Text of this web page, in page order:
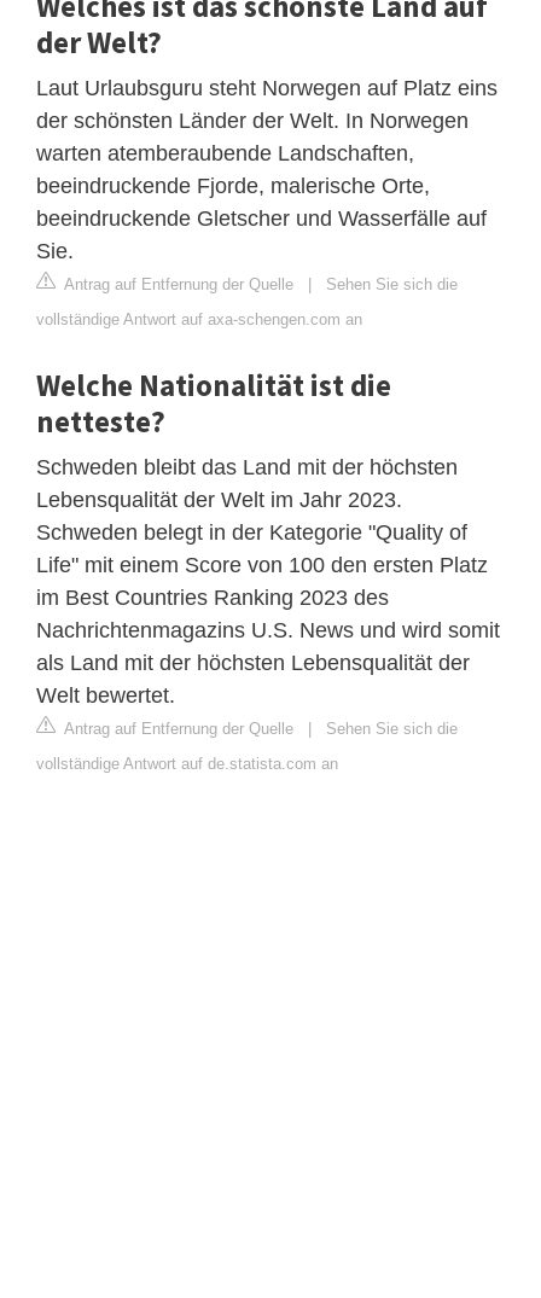
der Welt?
Laut Urlaubsguru steht Norwegen auf Platz eins
der schönsten Länder der Welt. In Norwegen
warten atemberaubende Landschaften,
beeindruckende Fjorde, malerische Orte,
beeindruckende Gletscher und Wasserfälle auf
Sie.
Antrag auf Entfernung der Quelle | Sehen Sie sich die
vollständige Antwort auf axa-schengen.com an
Welche Nationalität ist die
netteste?
Schweden bleibt das Land mit der höchsten
Lebensqualität der Welt im Jahr 2023.
Schweden belegt in der Kategorie "Quality of
Life" mit einem Score von 100 den ersten Platz
im Best Countries Ranking 2023 des
Nachrichtenmagazins U.S. News und wird somit
als Land mit der höchsten Lebensqualität der
Welt bewertet.
Antrag auf Entfernung der Quelle | Sehen Sie sich die
vollständige Antwort auf de.statista.com an